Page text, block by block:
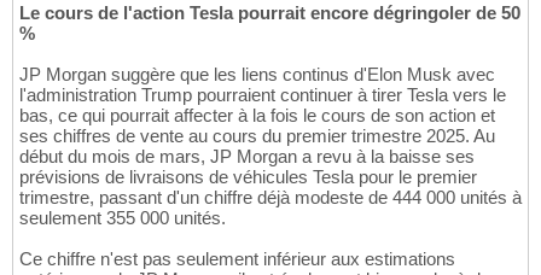
Le cours de l'action Tesla pourrait encore dégringoler de 50
%
JP Morgan suggère que les liens continus d'Elon Musk avec
l'administration Trump pourraient continuer à tirer Tesla vers le
bas, ce qui pourrait affecter à la fois le cours de son action et
ses chiffres de vente au cours du premier trimestre 2025. Au
début du mois de mars, JP Morgan a revu à la baisse ses
prévisions de livraisons de véhicules Tesla pour le premier
trimestre, passant d'un chiffre déjà modeste de 444 000 unités à
seulement 355 000 unités.
Ce chiffre n'est pas seulement inférieur aux estimations